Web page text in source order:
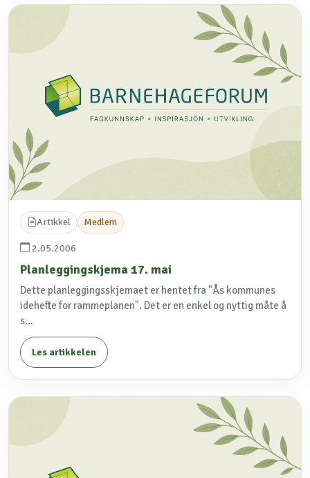
Artikkel Medlem
2.05.2006
Planleggingskjema 17. mai
Dette planleggingsskjemaet er hentet fra "Ås kommunes
idehefte for rammeplanen". Det er en enkel og nyttig måte å
s...
Les artikkelen